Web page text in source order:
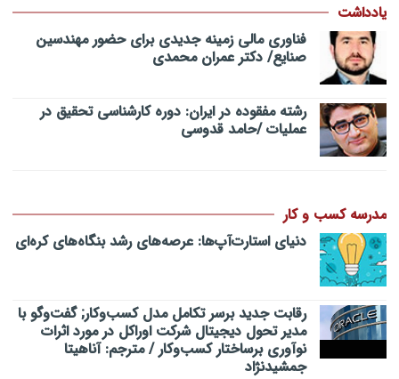
یادداشت
فناوری مالی زمینه جدیدی برای حضور مهندسین
صنایع/ دکتر عمران محمدی
رشته مفقوده در ایران: دوره کارشناسی تحقیق در
عملیات /حامد قدوسی
مدرسه کسب و کار
دنیای استارت‌آپ‌ها: عرصه‌های رشد بنگاه‌های کره‌ای‌
رقابت جدید برسر تکامل مدل کسب‌و‌کار; گفت‌وگو با
مدیر تحول دیجیتال شرکت اوراکل در مورد اثرات
نوآوری برساختار کسب‌وکار / مترجم: آناهیتا
جمشیدنژاد